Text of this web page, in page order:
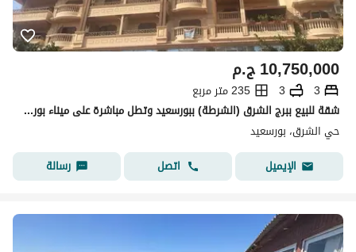
ج.م10,750,000
3
3
235 متر مربع
شقة للبيع ببرج الشرق (الشرطة) ببورسعيد وتطل مباشرة على ميناء بورسعيد
حي الشرق، بورسعيد
الإيميل
اتصل رسالة